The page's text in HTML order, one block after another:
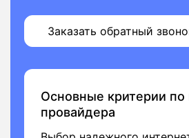
Заказать обратный
Основные критерии по
провайдера